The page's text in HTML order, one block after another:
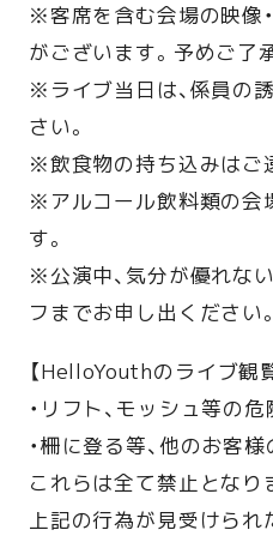
※客席を含む会場の映像
がございます。予めご了
※ライブ当日は、係員の
さい。
※飲食物の持ち込みはご
※アルコール飲料類の会
す。
※公演中、気分が優れな
フまでお申し出ください。
【HelloYouthのライブ観
・リフト、モッシュ等の
・柵に登る等、他のお客
これらは全て禁止となり
上記の行為が見受けられ